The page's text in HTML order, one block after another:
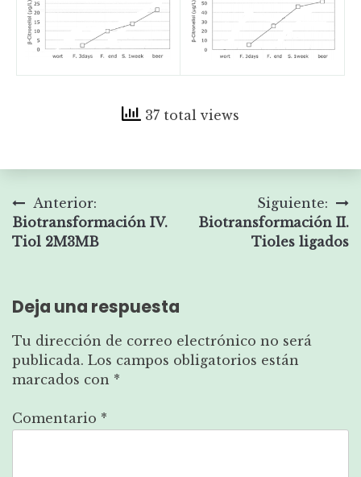
37 total views
Navegación
de
Anterior:
Biotransformación IV.
Tiol 2M3MB
Siguiente:
Biotransformación II.
Tioles ligados
Deja una respuesta
Tu dirección de correo electrónico no será
publicada. Los campos obligatorios están
marcados con *
Comentario *